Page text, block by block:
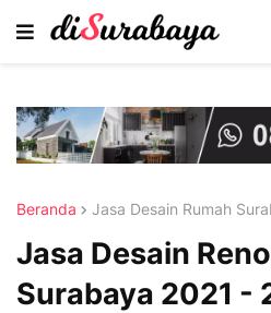
Beranda Jasa Desain Rumah
Jasa Desain
Surabaya 2021 -